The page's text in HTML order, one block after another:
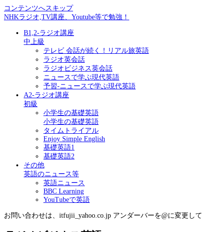
コンテンツへスキップ
NHKラジオ,TV講座、Youtube等で勉強！
B1,2-ラジオ講座
中上級
テレビ 会話が続く！リアル旅英語
ラジオ英会話
ラジオビジネス英会話
ニュースで学ぶ現代英語
予習-ニュースで学ぶ現代英語
A2-ラジオ講座
初級
小学生の基礎英語
小学生の基礎英語
タイムトライアル
Enjoy Simple English
基礎英語1
基礎英語2
その他
英語のニュース等
英語ニュース
BBC Learning
YouTubeで英語
お問い合わせは、itfujii_yahoo.co.jp アンダーバーを@に変更して